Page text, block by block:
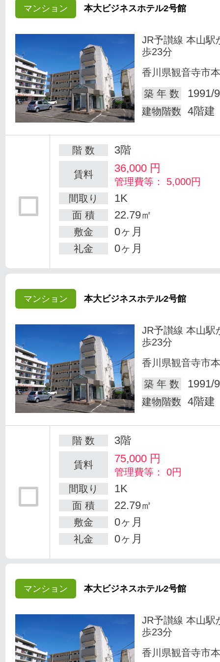
マンション 本大ビジネスホテル2号館
JR予讃線 本山駅
歩23分
香川県観音寺市
築 年 数
1991/
建物階数 4階建
階 数 3階
賃料 36,000 円
管理費等： 5,000円
間取り
1K
面 積 22.79㎡
敷金 0ヶ月
礼金 0ヶ月
マンション 本大ビジネスホテル2号館
JR予讃線 本山駅
歩23分
香川県観音寺市
築 年 数
1991/
建物階数 4階建
階 数 3階
賃料 75,000 円
管理費等： 0円
間取り
1K
面 積 22.79㎡
敷金 0ヶ月
礼金 0ヶ月
マンション 本大ビジネスホテル2号館
JR予讃線 本山駅
歩23分
香川県観音寺市